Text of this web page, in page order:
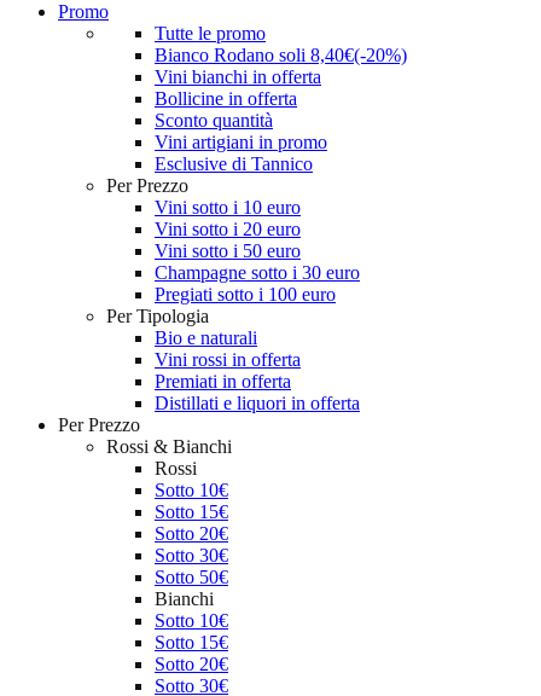
Promo
Tutte le promo
Bianco Rodano soli 8,40€(-20%)
Vini bianchi in offerta
Bollicine in offerta
Sconto quantità
Vini artigiani in promo
Esclusive di Tannico
Per Prezzo
Vini sotto i 10 euro
Vini sotto i 20 euro
Vini sotto i 50 euro
Champagne sotto i 30 euro
Pregiati sotto i 100 euro
Per Tipologia
Bio e naturali
Vini rossi in offerta
Premiati in offerta
Distillati e liquori in offerta
Per Prezzo
Rossi & Bianchi
Rossi
Sotto 10€
Sotto 15€
Sotto 20€
Sotto 30€
Sotto 50€
Bianchi
Sotto 10€
Sotto 15€
Sotto 20€
Sotto 30€